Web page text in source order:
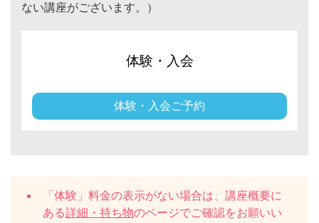
ない講座がございます。）
体験・入会
体験・入会ご予約
「体験」料金の表示がない場合は、講座概要に
ある詳細・持ち物のページでご確認をお願いい